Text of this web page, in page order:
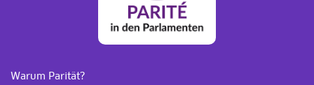
Warum Parität?